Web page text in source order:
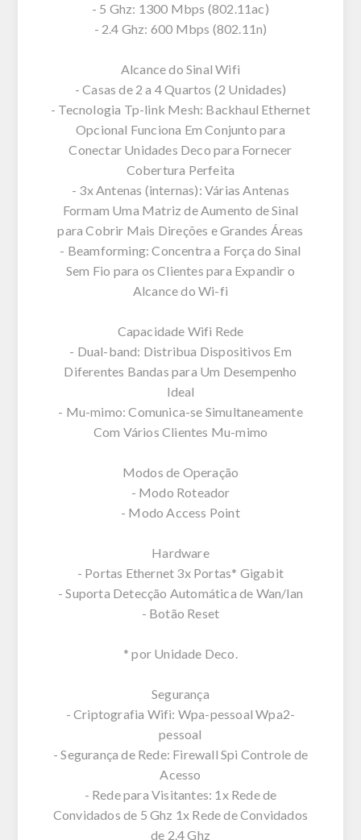
- 5 Ghz: 1300 Mbps (802.11ac)
- 2.4 Ghz: 600 Mbps (802.11n)
Alcance do Sinal Wifi
- Casas de 2 a 4 Quartos (2 Unidades)
- Tecnologia Tp-link Mesh: Backhaul Ethernet
Opcional Funciona Em Conjunto para
Conectar Unidades Deco para Fornecer
Cobertura Perfeita
- 3x Antenas (internas): Várias Antenas
Formam Uma Matriz de Aumento de Sinal
para Cobrir Mais Direções e Grandes Áreas
- Beamforming: Concentra a Força do Sinal
Sem Fio para os Clientes para Expandir o
Alcance do Wi-fi
Capacidade Wifi Rede
- Dual-band: Distribua Dispositivos Em
Diferentes Bandas para Um Desempenho
Ideal
- Mu-mimo: Comunica-se Simultaneamente
Com Vários Clientes Mu-mimo
Modos de Operação
- Modo Roteador
- Modo Access Point
Hardware
- Portas Ethernet 3x Portas* Gigabit
- Suporta Detecção Automática de Wan/lan
- Botão Reset
* por Unidade Deco.
Segurança
- Criptografia Wifi: Wpa-pessoal Wpa2-
pessoal
- Segurança de Rede: Firewall Spi Controle de
Acesso
- Rede para Visitantes: 1x Rede de
Convidados de 5 Ghz 1x Rede de Convidados
de 2.4 Ghz